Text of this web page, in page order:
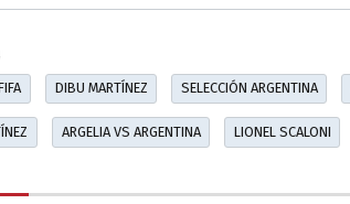
DIBU MARTÍNEZ SELECCIÓN ARGENTINA
ARGELIA VS ARGENTINA LIONEL SCALONI